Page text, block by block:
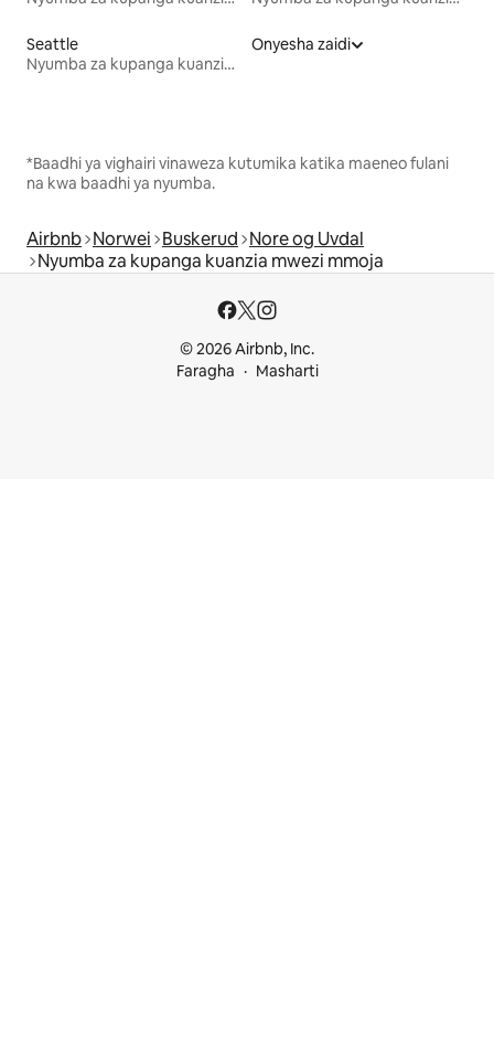
Seattle
Nyumba za kupanga kuanzia mwezi mmoja
Onyesha zaidi
*Baadhi ya vighairi vinaweza kutumika katika maeneo fulani
na kwa baadhi ya nyumba.
Airbnb Norwei Buskerud Nore og Uvdal
Nyumba za kupanga kuanzia mwezi mmoja
© 2026 Airbnb, Inc.
Faragha
Masharti